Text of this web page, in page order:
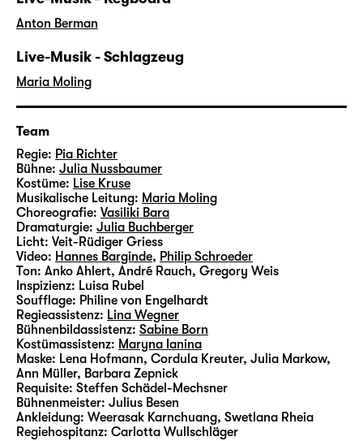
Anton Berman
Live-Musik - Schlagzeug
Maria Moling
Team
Regie: Pia Richter
Bühne: Julia Nussbaumer
Kostüme: Lise Kruse
Musikalische Leitung: Maria Moling
Choreografie: Vasiliki Bara
Dramaturgie: Julia Buchberger
Licht: Veit-Rüdiger Griess
Video: Hannes Barginde, Philip Schroeder
Ton: Anko Ahlert, André Rauch, Gregory Weis
Inspizienz: Luisa Rubel
Soufflage: Philine von Engelhardt
Regieassistenz: Lina Wegner
Bühnenbildassistenz: Sabine Born
Kostümassistenz: Maryna Ianina
Maske: Lena Hofmann, Cordula Kreuter, Julia Markow,
Ann Müller, Barbara Zepnick
Requisite: Steffen Schädel-Mechsner
Bühnenmeister: Julius Besen
Ankleidung: Weerasak Karnchuang, Swetlana Rheia
Regiehospitanz: Carlotta Wullschläger